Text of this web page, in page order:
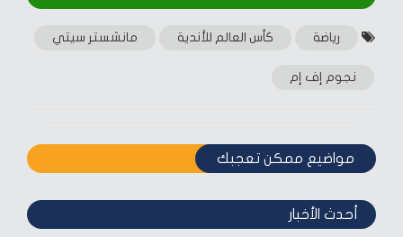
رياضة كأس العالم للأندية مانشستر سيتي
نجوم إف إم
مواضيع ممكن تعجبك
أحدث الأخبار